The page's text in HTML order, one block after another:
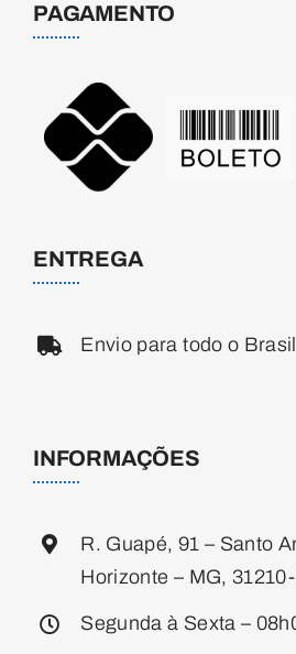
PAGAMENTO
ENTREGA
Envio para todo o Brasil
INFORMAÇÕES
R. Guapé, 91 – Santo
Horizonte – MG,
Segunda à Sexta –